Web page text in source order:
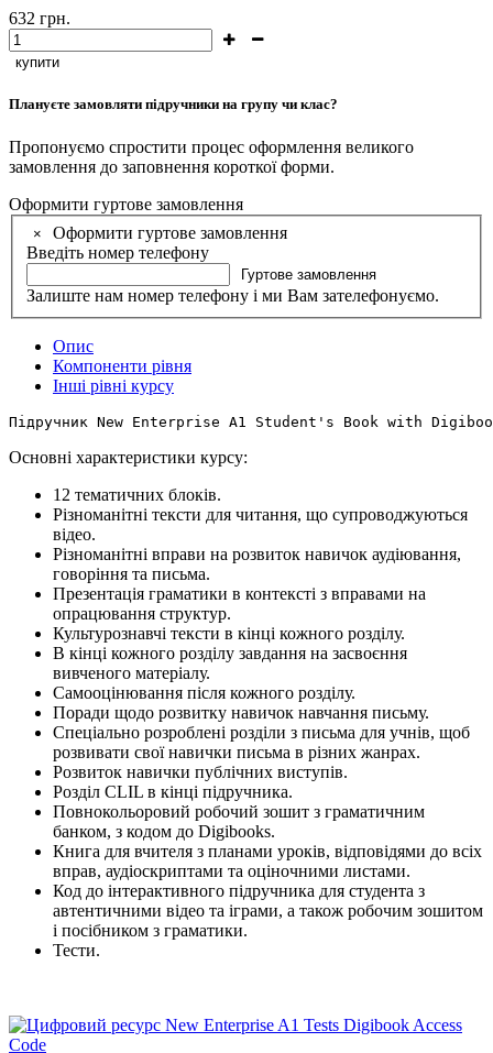
632 грн.
купити
Плануєте замовляти підручники на групу чи клас?
Пропонуємо спростити процес оформлення великого
замовлення до заповнення короткої форми.
Оформити гуртове замовлення
×
Оформити гуртове замовлення
Введіть номер телефону
Гуртове замовлення
Залиште нам номер телефону і ми Вам зателефонуємо.
Опис
Компоненти рівня
Інші рівні курсу
Основні характеристики курсу:
12 тематичних блоків.
Різноманітні тексти для читання, що супроводжуються
відео.
Різноманітні вправи на розвиток навичок аудіювання,
говоріння та письма.
Презентація граматики в контексті з вправами на
опрацювання структур.
Культурознавчі тексти в кінці кожного розділу.
В кінці кожного розділу завдання на засвоєння
вивченого матеріалу.
Самооцінювання після кожного розділу.
Поради щодо розвитку навичок навчання письму.
Спеціально розроблені розділи з письма для учнів, щоб
розвивати свої навички письма в різних жанрах.
Розвиток навички публічних виступів.
Розділ CLIL в кінці підручника.
Повнокольоровий робочий зошит з граматичним
банком, з кодом до Digibooks.
Книга для вчителя з планами уроків, відповідями до всіх
вправ, аудіоскриптами та оціночними листами.
Код до інтерактивного підручника для студента з
автентичними відео та іграми, а також робочим зошитом
і посібником з граматики.
Тести.